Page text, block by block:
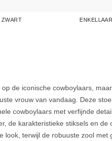
ZWART
de iconische cowboylaars,
vrouw van vandaag. Deze
cowboylaars met verfijnde
de karakteristieke stiksels en
look, terwijl de robuuste zool met